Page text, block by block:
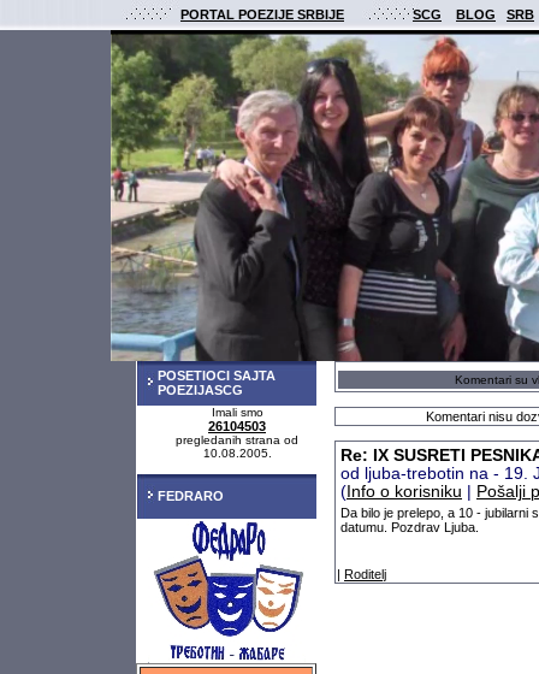
PORTAL POEZIJE SRBIJE SCG BLOG SRB
POSETIOCI SAJTA
POEZIJASCG
Imali smo
26104503
pregledanih strana od
10.08.2005.
FEDRARO
Komentari su
Komentari nisu
Re: IX SUSRETI
od ljuba-trebotin na - 19.
( Info o korisniku Pošalji
Da bilo je prelepo, a 10 - jubilarni
datumu. Pozdrav Ljuba.
| Roditelj